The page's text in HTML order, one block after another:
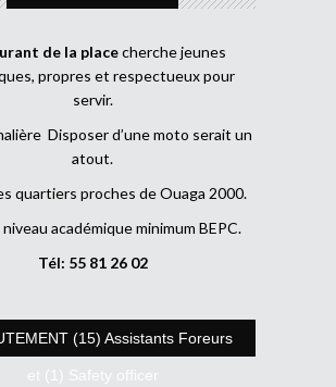
de la placecherche jeunes
propres et respectueux pour
servir.
Disposer d’une moto serait un
atout.
quartiers proches de Ouaga 2000.
académique minimum BEPC.
Tél: 55 81 26 02
(15) Assistants Foreurs
et (1) Safety officer